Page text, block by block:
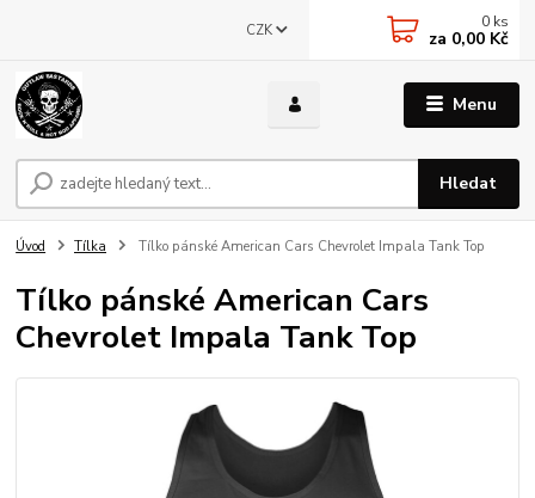
Menu
CZK
Hledat
0 ks
za 0,00 Kč
Úvod Tílka Tílko pánské American Cars Chevrolet Impala Tank Top
Tílko pánské American Cars
Chevrolet Impala Tank Top